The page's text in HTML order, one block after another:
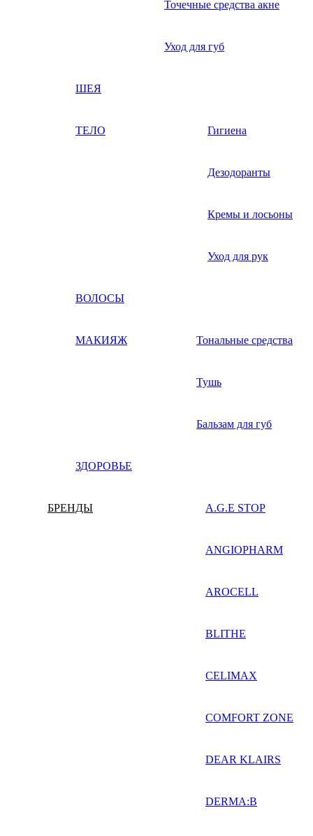
Точечные средства акне
Уход для губ
ШЕЯ
ТЕЛО Гигиена
Дезодоранты
Кремы и лосьоны
Уход для рук
ВОЛОСЫ
МАКИЯЖ Тональные средства
Тушь
Бальзам для губ
ЗДОРОВЬЕ
БРЕНДЫ A.G.E STOP
ANGIOPHARM
AROCELL
BLITHE
CELIMAX
COMFORT ZONE
DEAR KLAIRS
DERMA:B